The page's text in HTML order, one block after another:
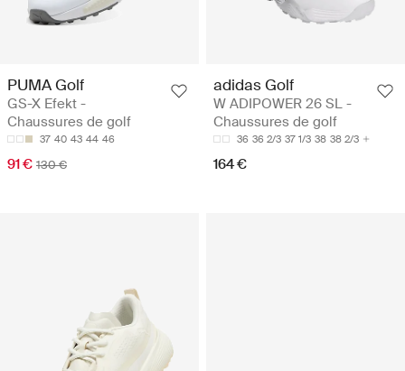
PUMA Golf
GS-X Efekt -
Chaussures de golf
37 40 43 44 46
91 € 130 €
adidas Golf
W ADIPOWER 26 SL -
Chaussures de golf
36 36 2/3 37 1/3 38 38 2/3
164 €